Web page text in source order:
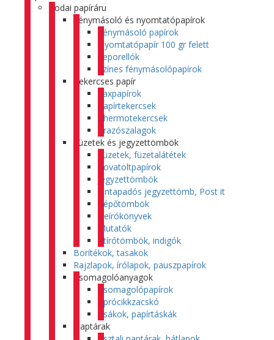
Irodai papíráru
Fénymásoló és nyomtatópapírok
Fénymásoló papírok
Nyomtatópapír 100 gr felett
Leporellók
Színes fénymásolópapírok
Tekercses papír
Faxpapírok
Papírtekercsek
Thermotekercsek
Árazószalagok
Füzetek és jegyzettömbök
Füzetek, füzetalátétek
Rovatoltpapírok
Jegyzettömbök
Öntapadós jegyzettömb, Post it
Tépőtömbök
Beírókönyvek
Mutatók
Átírótömbök, indigók
Borítékok, tasakok
Rajzlapok, írólapok, pauszpapírok
Csomagolóanyagok
Csomagolópapírok
Aprócikkzacskó
Zsákok, papírtáskák
Naptárak